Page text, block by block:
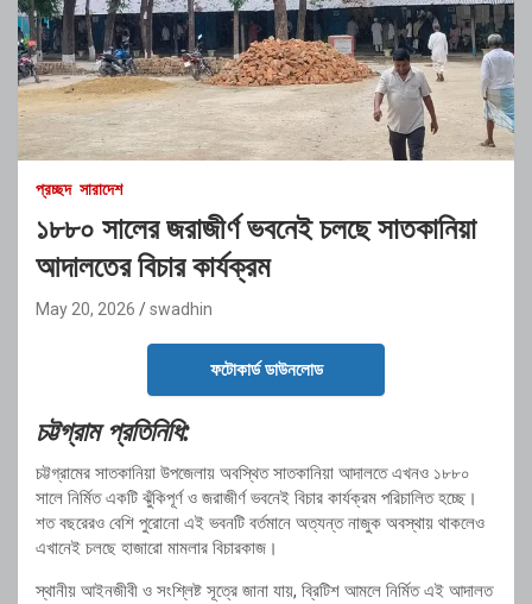
প্রচ্ছদ সারাদেশ
১৮৮০ সালের জরাজীর্ণ ভবনেই চলছে সাতকানিয়া
আদালতের বিচার কার্যক্রম
May 20, 2026 swadhin
ফটোকার্ড ডাউনলোড
চট্টগ্রাম প্রতিনিধি:
চট্টগ্রামের সাতকানিয়া উপজেলায় অবস্থিত সাতকানিয়া আদালতে এখনও ১৮৮০
সালে নির্মিত একটি ঝুঁকিপূর্ণ ও জরাজীর্ণ ভবনেই বিচার কার্যক্রম পরিচালিত হচ্ছে।
শত বছরেরও বেশি পুরোনো এই ভবনটি বর্তমানে অত্যন্ত নাজুক অবস্থায় থাকলেও
এখানেই চলছে হাজারো মামলার বিচারকাজ।
স্থানীয় আইনজীবী ও সংশ্লিষ্ট সূত্রে জানা যায়, ব্রিটিশ আমলে নির্মিত এই আদালত